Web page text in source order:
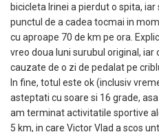
bicicleta Irinei a pierdut o spita,
punctul de a cadea tocmai in
cu aproape 70 de km pe ora.
vreo doua luni surubul original,
cauzate de o zi de pedalat pe
In fine, totul este ok (inclusiv
asteptati cu soare si 16 grade,
am terminat activitatile sportive
5 km, in care Victor Vlad a scos